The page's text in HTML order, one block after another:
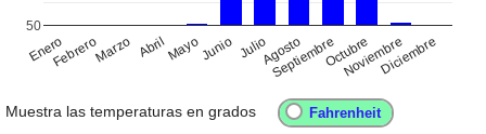
EneroFebreroMarzo AbrilMayoJunio JulioAgosto
SeptiembreOctubre
NoviembreDiciembre
50
Muestra las temperaturas en grados